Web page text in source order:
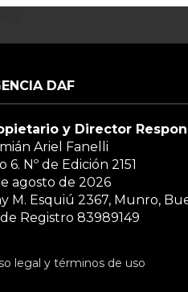
DAF
y Director
Ariel Fanelli
6. Nº de Edición 2151
agosto de 2026
M. Esquiú 2367, Munro,
de Registro 83989149
legal y términos de uso